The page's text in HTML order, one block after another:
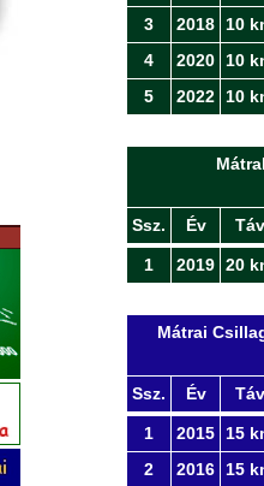
3
2018
10
4
2020
10
5
2022 10
Ssz. Év Táv
1 2019 20
Mátrai
Ssz. Év Táv
1 2015
15
2
2016
15